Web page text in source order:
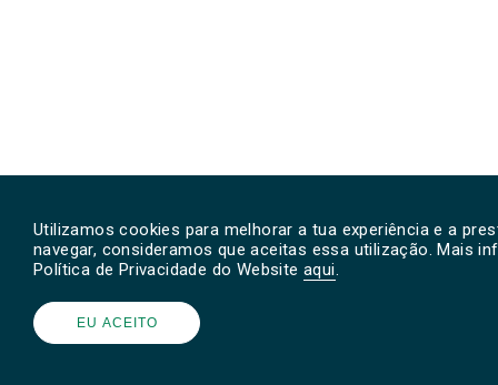
Utilizamos cookies para melhorar a tua experiência e a
navegar, consideramos que aceitas essa utilização. Mais
Política de Privacidade do Website aqui.
EU ACEITO